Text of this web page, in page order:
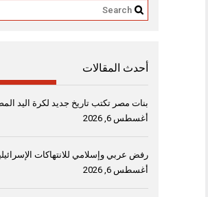
أحدث المقالات
بنات مصر تكتب تاريخ جديد لكرة اليد
أغسطس 6, 2026
رفض عربي وإسلامي للانتهاكات
أغسطس 6, 2026